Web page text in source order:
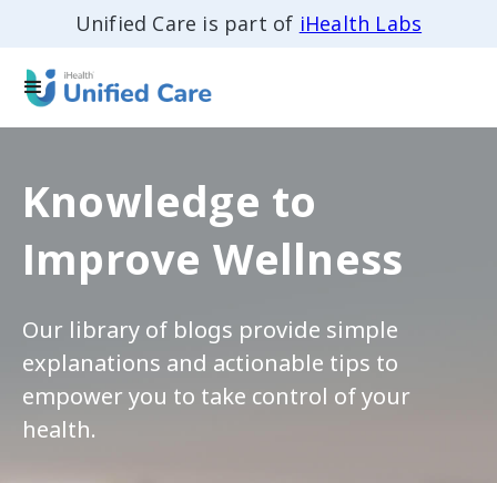
Unified Care is part of iHealth Labs
Knowledge to
Improve Wellness
Our library of blogs provide simple
explanations and actionable tips to
empower you to take control of your
health.